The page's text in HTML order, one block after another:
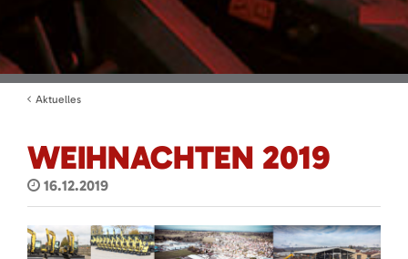
Aktuelles
WEIHNACHTEN 2019
16.12.2019